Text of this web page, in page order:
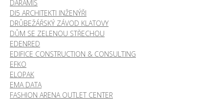
DARAMIS
DI5 ARCHITEKTI INŽENÝŘI
DRŮBEŽÁŘSKÝ ZÁVOD KLATOVY
DŮM SE ZELENOU STŘECHOU
EDENRED
EDIFICE CONSTRUCTION & CONSULTING
EFKO
ELOPAK
EMA DATA
FASHION ARENA OUTLET CENTER